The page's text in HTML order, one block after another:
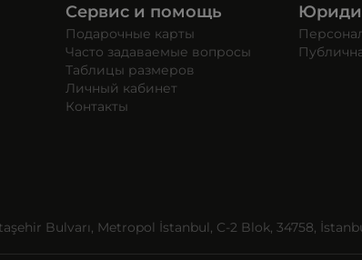
Сервис и помощь
Подарочные карты
Часто задаваемые вопросы
Таблицы размеров
Личный кабинет
Контакты
Bulvarı, Metropol İstanbul, C-2 Blok, 34758,